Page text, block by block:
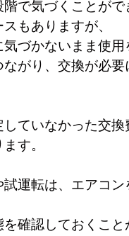
で気づくことがで
もありますが、
づかないまま使用
がり、交換が必要
ていなかった交換
す。
試運転は、エアコン
確認しておくこと